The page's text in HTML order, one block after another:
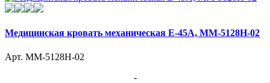
Медицинская кровать механическая Е-45А, ММ-5128Н-02
Арт. ММ-5128Н-02
-